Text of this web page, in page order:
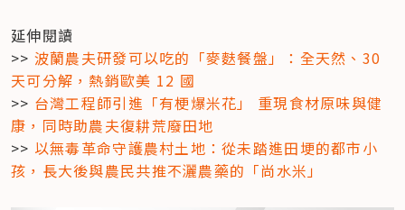
延伸閱讀
>> 波蘭農夫研發可以吃的「麥麩餐盤」：全天然、30
天可分解，熱銷歐美 12 國
>> 台灣工程師引進「有梗爆米花」 重現食材原味與健
康，同時助農夫復耕荒廢田地
>> 以無毒革命守護農村土地：從未踏進田埂的都市小
孩，長大後與農民共推不灑農藥的「尚水米」